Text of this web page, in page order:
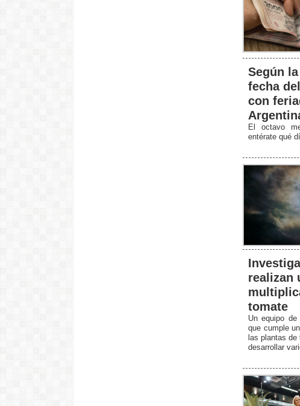
Según
fecha
con
El octavo
entérate qué
realizan
tomate
Un equipo
que cumple
las plantas
desarrollar